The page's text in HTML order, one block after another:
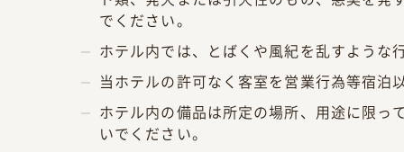
でください。
ホテル内では、とばくや風紀を乱すような
当ホテルの許可なく客室を営業行為等宿
ホテル内の備品は所定の場所、用途に限っ
いでください。